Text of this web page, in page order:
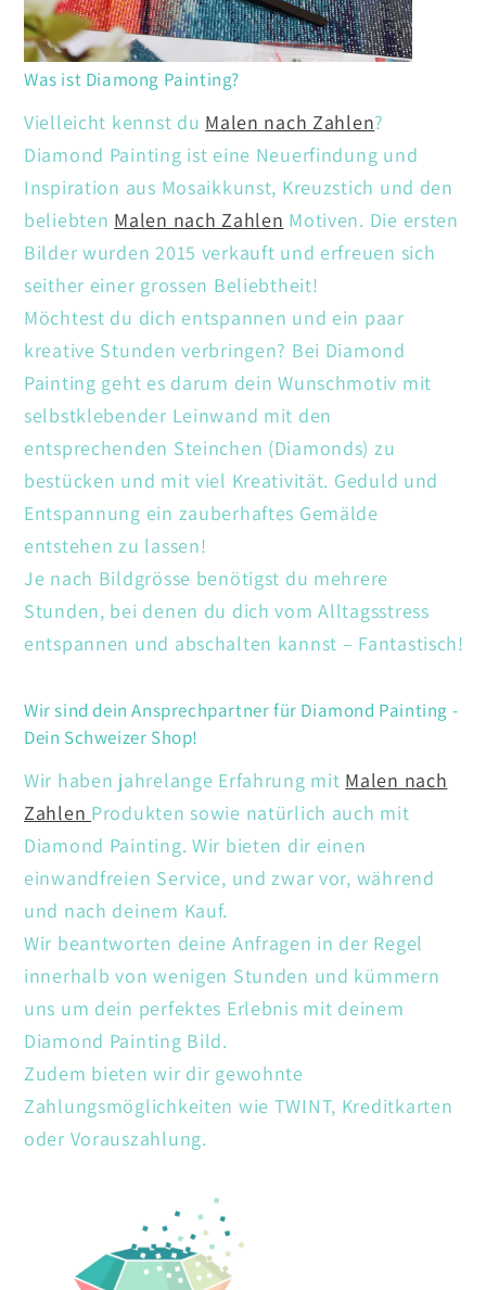
Was ist Diamong Painting?
Vielleicht kennst du Malen nach Zahlen?
Diamond Painting ist eine Neuerfindung und
Inspiration aus Mosaikkunst, Kreuzstich und den
beliebten Malen nach Zahlen Motiven. Die ersten
Bilder wurden 2015 verkauft und erfreuen sich
seither einer grossen Beliebtheit!
Möchtest du dich entspannen und ein paar
kreative Stunden verbringen? Bei Diamond
Painting geht es darum dein Wunschmotiv mit
selbstklebender Leinwand mit den
entsprechenden Steinchen (Diamonds) zu
bestücken und mit viel Kreativität. Geduld und
Entspannung ein zauberhaftes Gemälde
entstehen zu lassen!
Je nach Bildgrösse benötigst du mehrere
Stunden, bei denen du dich vom Alltagsstress
entspannen und abschalten kannst – Fantastisch!
Wir sind dein Ansprechpartner für Diamond Painting -
Dein Schweizer Shop!
Wir haben jahrelange Erfahrung mit Malen nach
Zahlen Produkten sowie natürlich auch mit
Diamond Painting. Wir bieten dir einen
einwandfreien Service, und zwar vor, während
und nach deinem Kauf.
Wir beantworten deine Anfragen in der Regel
innerhalb von wenigen Stunden und kümmern
uns um dein perfektes Erlebnis mit deinem
Diamond Painting Bild.
Zudem bieten wir dir gewohnte
Zahlungsmöglichkeiten wie TWINT, Kreditkarten
oder Vorauszahlung.